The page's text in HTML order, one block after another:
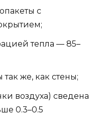
с
тепла — 85–
же, как стены;
воздуха) сведена
0.3–0.5